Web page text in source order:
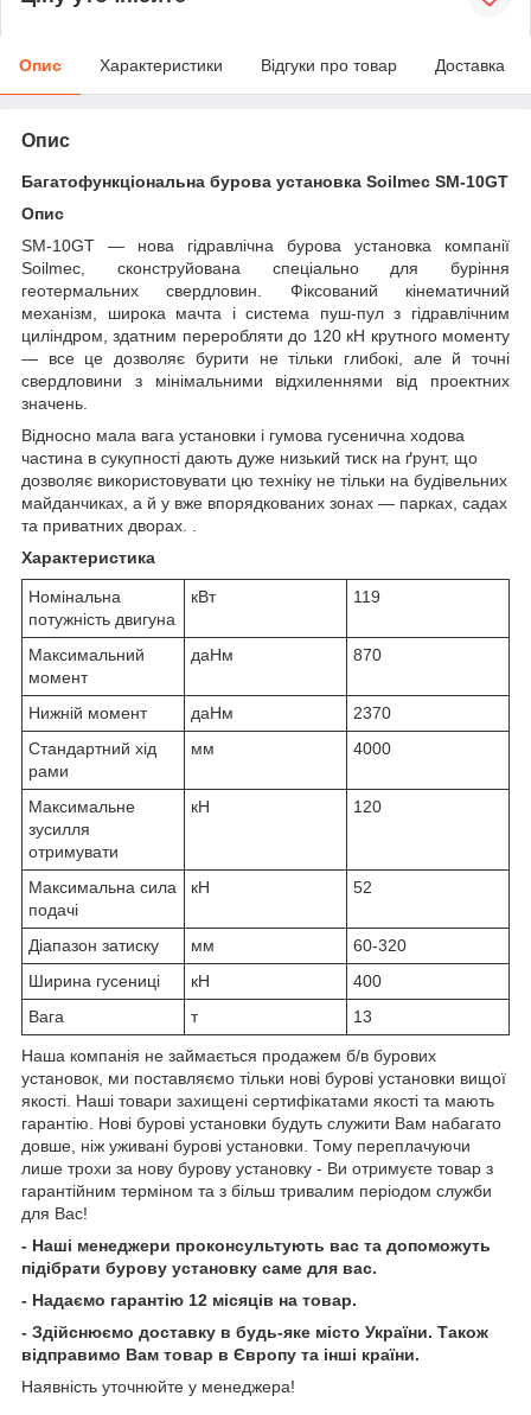
Опис Характеристики Відгуки про товар Доставка
Опис
Багатофункціональна бурова установка Soilmec SM-10GT
Опис
SM-10GT — нова гідравлічна бурова установка компанії
Soilmec, сконструйована спеціально для буріння
геотермальних свердловин. Фіксований кінематичний
механізм, широка мачта і система пуш-пул з гідравлічним
циліндром, здатним переробляти до 120 кН крутного моменту
— все це дозволяє бурити не тільки глибокі, але й точні
свердловини з мінімальними відхиленнями від проектних
значень.
Відносно мала вага установки і гумова гусенична ходова
частина в сукупності дають дуже низький тиск на ґрунт, що
дозволяє використовувати цю техніку не тільки на будівельних
майданчиках, а й у вже впорядкованих зонах — парках, садах
та приватних дворах. .
Характеристика
Номінальна
потужність двигуна
кВт 119
Максимальний
момент
даНм 870
Нижній момент даНм
2370
Стандартний хід
рами
мм 4000
Максимальне
зусилля
отримувати
кН 120
Максимальна сила
подачі
кН 52
Діапазон затиску мм
60-320
Ширина гусениці
кН
400
Вага
т 13
Наша компанія не займається продажем б/в бурових
установок, ми поставляємо тільки нові бурові установки вищої
якості. Наші товари захищені сертифікатами якості та мають
гарантію. Нові бурові установки будуть служити Вам набагато
довше, ніж уживані бурові установки. Тому переплачуючи
лише трохи за нову бурову установку - Ви отримуєте товар з
гарантійним терміном та з більш тривалим періодом служби
для Вас!
- Наші менеджери проконсультують вас та допоможуть
підібрати бурову установку саме для вас.
- Надаємо гарантію 12 місяців на товар.
- Здійснюємо доставку в будь-яке місто України. Також
відправимо Вам товар в Європу та інші країни.
Наявність уточнюйте у менеджера!